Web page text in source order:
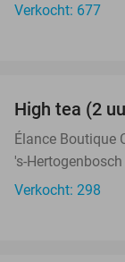
Verkocht: 677
High tea (2
Élance Boutique
's-Hertogenbosch
Verkocht: 298